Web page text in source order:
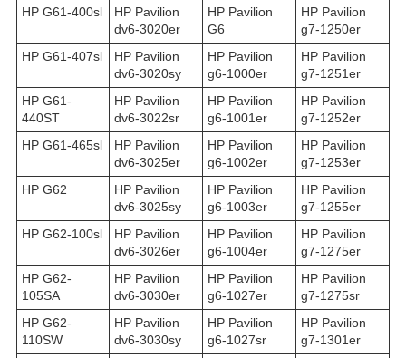
HP G61-400sl
HP Pavilion
dv6-3020er
HP Pavilion
G6
HP Pavilion
g7-1250er
HP G61-407sl
HP Pavilion
dv6-3020sy
HP Pavilion
g6-1000er
HP Pavilion
g7-1251er
HP G61-
440ST
HP Pavilion
dv6-3022sr
HP Pavilion
g6-1001er
HP Pavilion
g7-1252er
HP G61-465sl
HP Pavilion
dv6-3025er
HP Pavilion
g6-1002er
HP Pavilion
g7-1253er
HP G62
HP Pavilion
dv6-3025sy
HP Pavilion
g6-1003er
HP Pavilion
g7-1255er
HP G62-100sl
HP Pavilion
dv6-3026er
HP Pavilion
g6-1004er
HP Pavilion
g7-1275er
HP G62-
105SA
HP Pavilion
dv6-3030er
HP Pavilion
g6-1027er
HP Pavilion
g7-1275sr
HP G62-
110SW
HP Pavilion
dv6-3030sy
HP Pavilion
g6-1027sr
HP Pavilion
g7-1301er